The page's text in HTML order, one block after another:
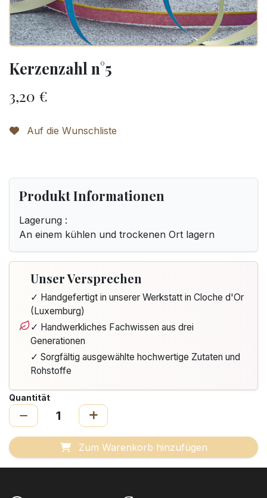
Kerzenzahl n°5
3,20 €
Auf die Wunschliste
Produkt Informationen
Lagerung :
An einem kühlen und trockenen Ort lagern
Unser Versprechen
✓ Handgefertigt in unserer Werkstatt in Cloche d'Or
(Luxemburg)
✓ Handwerkliches Fachwissen aus drei
Generationen
✓ Sorgfältig ausgewählte hochwertige Zutaten und
Rohstoffe
Quantität
Zum Warenkorb hinzufügen